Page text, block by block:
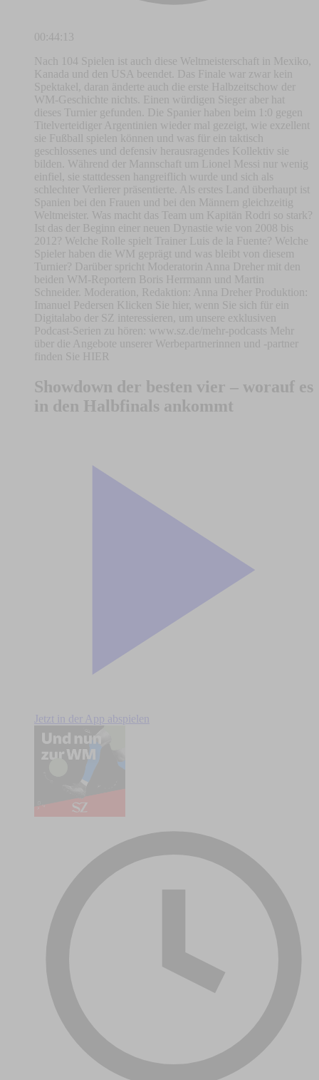
00:44:13
Nach 104 Spielen ist auch diese Weltmeisterschaft in Mexiko,
Kanada und den USA beendet. Das Finale war zwar kein
Spektakel, daran änderte auch die erste Halbzeitschow der
WM-Geschichte nichts. Einen würdigen Sieger aber hat
dieses Turnier gefunden. Die Spanier haben beim 1:0 gegen
Titelverteidiger Argentinien wieder mal gezeigt, wie exzellent
sie Fußball spielen können und was für ein taktisch
geschlossenes und defensiv herausragendes Kollektiv sie
bilden. Während der Mannschaft um Lionel Messi nur wenig
einfiel, sie stattdessen hangreiflich wurde und sich als
schlechter Verlierer präsentierte. Als erstes Land überhaupt ist
Spanien bei den Frauen und bei den Männern gleichzeitig
Weltmeister. Was macht das Team um Kapitän Rodri so stark?
Ist das der Beginn einer neuen Dynastie wie von 2008 bis
2012? Welche Rolle spielt Trainer Luis de la Fuente? Welche
Spieler haben die WM geprägt und was bleibt von diesem
Turnier? Darüber spricht Moderatorin Anna Dreher mit den
beiden WM-Reportern Boris Herrmann und Martin
Schneider. Moderation, Redaktion: Anna Dreher Produktion:
Imanuel Pedersen Klicken Sie hier, wenn Sie sich für ein
Digitalabo der SZ interessieren, um unsere exklusiven
Podcast-Serien zu hören: www.sz.de/mehr-podcasts Mehr
über die Angebote unserer Werbepartnerinnen und -partner
finden Sie HIER
Showdown der besten vier – worauf es
in den Halbfinals ankommt
Jetzt in der App abspielen